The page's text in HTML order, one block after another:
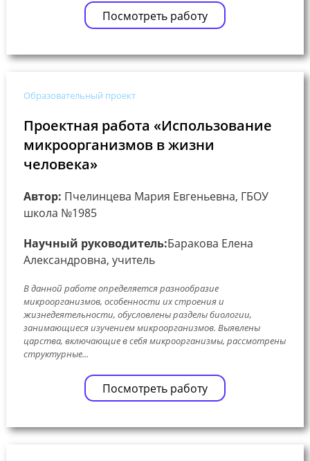
Посмотреть работу
Образовательный проект
Проектная работа «Использование
микроорганизмов в жизни
человека»
Автор: Пчелинцева Мария Евгеньевна, ГБОУ
школа №1985
Научный руководитель:Баракова Елена
Александровна, учитель
В данной работе определяется разнообразие
микроорганизмов, особенности их строения и
жизнедеятельности, обусловлены разделы биологии,
занимающиеся изучением микроорганизмов. Выявлены
царства, включающие в себя микроорганизмы, рассмотрены
структурные...
Посмотреть работу